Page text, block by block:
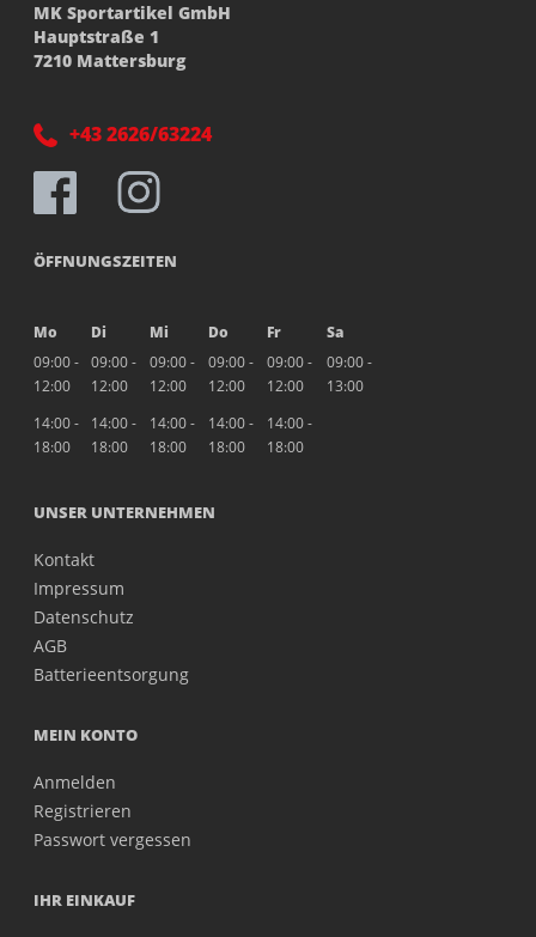
MK Sportartikel GmbH
Hauptstraße 1
7210 Mattersburg
+43 2626/63224
ÖFFNUNGSZEITEN
Mo Di Mi Do Fr
Sa
09:00 -
12:00
09:00 -
12:00
09:00 -
12:00
09:00 -
12:00
09:00 -
12:00
09:00 -
13:00
14:00 -
18:00
14:00 -
18:00
14:00 -
18:00
14:00 -
18:00
14:00 -
18:00
UNSER UNTERNEHMEN
Kontakt
Impressum
Datenschutz
AGB
Batterieentsorgung
MEIN KONTO
Anmelden
Registrieren
Passwort vergessen
IHR EINKAUF